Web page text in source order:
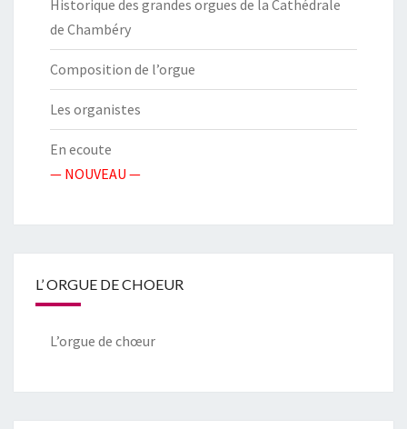
Historique des grandes orgues de la Cathédrale
de Chambéry
Composition de l’orgue
Les organistes
En ecoute
— NOUVEAU —
L’ ORGUE DE CHOEUR
L’orgue de chœur